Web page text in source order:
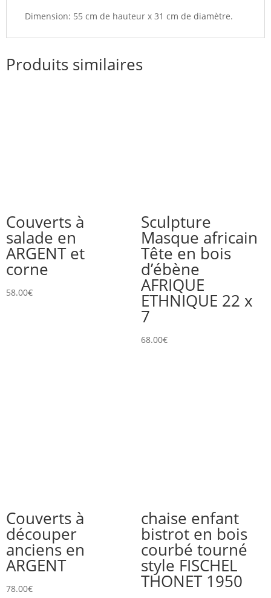
Dimension: 55 cm de hauteur x 31 cm de diamètre.
Produits similaires
Couverts à
salade en
ARGENT et
corne
58.00€
Sculpture
Masque africain
Tête en bois
d’ébène
AFRIQUE
ETHNIQUE 22 x
7
68.00€
Couverts à
découper
anciens en
ARGENT
78.00€
chaise enfant
bistrot en bois
courbé tourné
style FISCHEL
THONET 1950